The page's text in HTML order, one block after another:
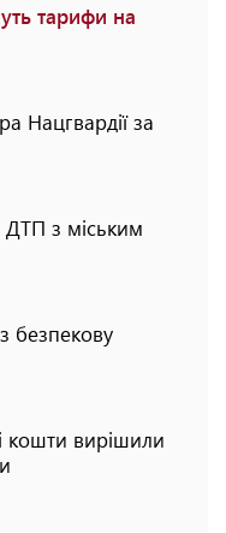
тарифи на
Нацгвардії за
ДТП з міським
безпекову
кошти вирішили